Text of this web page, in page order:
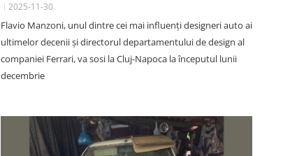
2025-11-30
Flavio Manzoni, unul dintre cei mai influenți designeri auto ai
ultimelor decenii și directorul departamentului de design al
companiei Ferrari, va sosi la Cluj-Napoca la începutul lunii
decembrie
nopțile mele de «singurătate»,
când Gina doarme la ora 10, fac
shopping online”